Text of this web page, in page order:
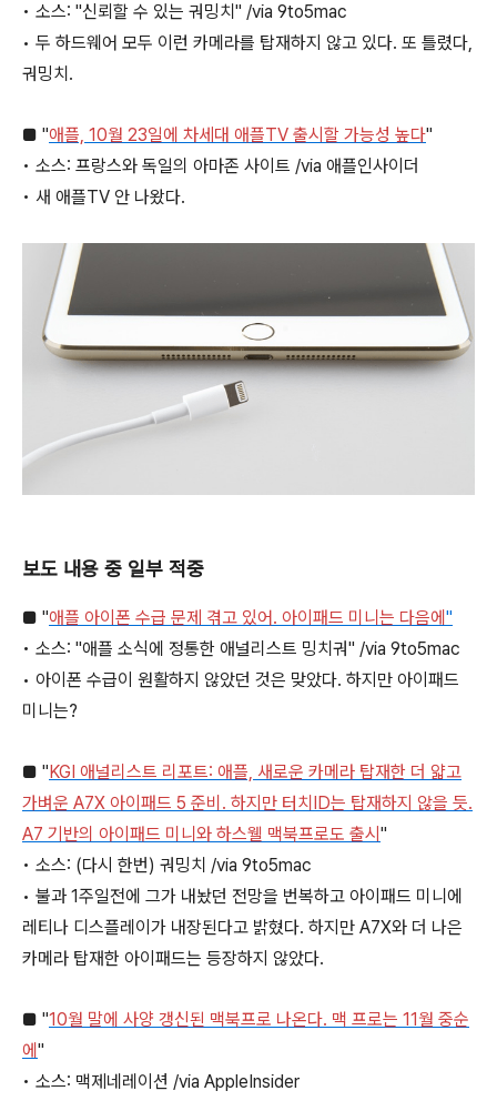
• 소스: "신뢰할 수 있는 궈밍치" /via 9to5mac
• 두 하드웨어 모두 이런 카메라를 탑재하지 않고 있다. 또 틀렸다,
궈밍치.
■ "애플, 10월 23일에 차세대 애플TV 출시할 가능성 높다"
• 소스: 프랑스와 독일의 아마존 사이트 /via 애플인사이더
• 새 애플TV 안 나왔다.
보도 내용 중 일부 적중
■ "애플 아이폰 수급 문제 겪고 있어. 아이패드 미니는 다음에 "
• 소스: "애플 소식에 정통한 애널리스트 밍치궈" /via 9to5mac
• 아이폰 수급이 원활하지 않았던 것은 맞았다. 하지만 아이패드
미니는?
■ "KGI 애널리스트 리포트: 애플, 새로운 카메라 탑재한 더 얇고
가벼운 A7X 아이패드 5 준비. 하지만 터치ID는 탑재하지 않을 듯.
A7 기반의 아이패드 미니와 하스웰 맥북프로도 출시 "
• 소스: (다시 한번) 궈밍치 /via 9to5mac
• 불과 1주일전에 그가 내놨던 전망을 번복하고 아이패드 미니에
레티나 디스플레이가 내장된다고 밝혔다. 하지만 A7X와 더 나은
카메라 탑재한 아이패드는 등장하지 않았다.
■ "10월 말에 사양 갱신된 맥북프로 나온다. 맥 프로는 11월 중순
에 "
• 소스: 맥제네레이션 /via AppleInsider